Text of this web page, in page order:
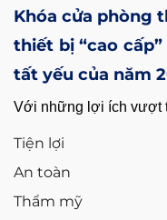
Khóa cửa phòng
thiết bị “cao
tất yếu của năm
Với những lợi ích vượt
Tiện lợi
An toàn
Thẩm mỹ